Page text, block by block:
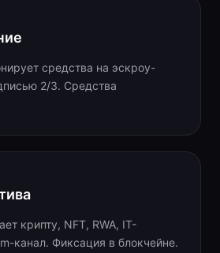
средства на эскроу-
2/3. Средства
крипту, NFT, RWA, IT-
канал. Фиксация в блокчейне.